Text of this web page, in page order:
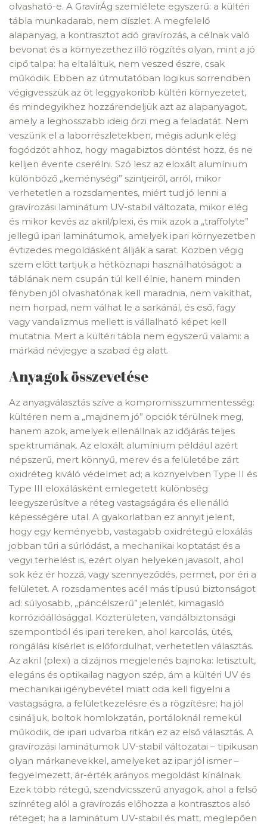
olvasható-e. A GravírÁg szemlélete egyszerű: a kültéri
tábla munkadarab, nem díszlet. A megfelelő
alapanyag, a kontrasztot adó gravírozás, a célnak való
bevonat és a környezethez illő rögzítés olyan, mint a jó
cipő talpa: ha eltaláltuk, nem veszed észre, csak
működik. Ebben az útmutatóban logikus sorrendben
végigvesszük az öt leggyakoribb kültéri környezetet,
és mindegyikhez hozzárendeljük azt az alapanyagot,
amely a leghosszabb ideig őrzi meg a feladatát. Nem
veszünk el a laborrészletekben, mégis adunk elég
fogódzót ahhoz, hogy magabiztos döntést hozz, és ne
kelljen évente cserélni. Szó lesz az eloxált alumínium
különböző „keménységi” szintjeiről, arról, mikor
verhetetlen a rozsdamentes, miért tud jó lenni a
gravírozási laminátum UV-stabil változata, mikor elég
és mikor kevés az akril/plexi, és mik azok a „traffolyte”
jellegű ipari laminátumok, amelyek ipari környezetben
évtizedes megoldásként állják a sarat. Közben végig
szem előtt tartjuk a hétköznapi használhatóságot: a
táblának nem csupán túl kell élnie, hanem minden
fényben jól olvashatónak kell maradnia, nem vakíthat,
nem horpad, nem válhat le a sarkánál, és eső, fagy
vagy vandalizmus mellett is vállalható képet kell
mutatnia. Mert a kültéri tábla nem egyszerű valami: a
márkád névjegye a szabad ég alatt.
Anyagok összevetése
Az anyagválasztás szíve a kompromisszummentesség:
kültéren nem a „majdnem jó” opciók térülnek meg,
hanem azok, amelyek ellenállnak az időjárás teljes
spektrumának. Az eloxált alumínium például azért
népszerű, mert könnyű, merev és a felületébe zárt
oxidréteg kiváló védelmet ad; a köznyelvben Type II és
Type III eloxálásként emlegetett különbség
leegyszerűsítve a réteg vastagságára és ellenálló
képességére utal. A gyakorlatban ez annyit jelent,
hogy egy keményebb, vastagabb oxidrétegű eloxálás
jobban tűri a súrlódást, a mechanikai koptatást és a
vegyi terhelést is, ezért olyan helyeken javasolt, ahol
sok kéz ér hozzá, vagy szennyeződés, permet, por éri a
felületet. A rozsdamentes acél más típusú biztonságot
ad: súlyosabb, „páncélszerű” jelenlét, kimagasló
korrózióállósággal. Közterületen, vandálbiztonsági
szempontból és ipari tereken, ahol karcolás, ütés,
rongálási kísérlet is előfordulhat, verhetetlen választás.
Az akril (plexi) a dizájnos megjelenés bajnoka: letisztult,
elegáns és optikailag nagyon szép, ám a kültéri UV és
mechanikai igénybevétel miatt oda kell figyelni a
vastagságra, a felületkezelésre és a rögzítésre; ha jól
csináljuk, boltok homlokzatán, portáloknál remekül
működik, de ipari udvarba ritkán ez az első választás. A
gravírozási laminátumok UV-stabil változatai – tipikusan
olyan márkanevekkel, amelyeket az ipar jól ismer –
fegyelmezett, ár-érték arányos megoldást kínálnak.
Ezek több rétegű, szendvicsszerű anyagok, ahol a felső
színréteg alól a gravírozás előhozza a kontrasztos alsó
réteget; ha a laminátum UV-stabil és matt, meglepően